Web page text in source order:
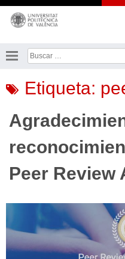
Saltar
contenido
Buscar:
Etiqueta:
Peer Review